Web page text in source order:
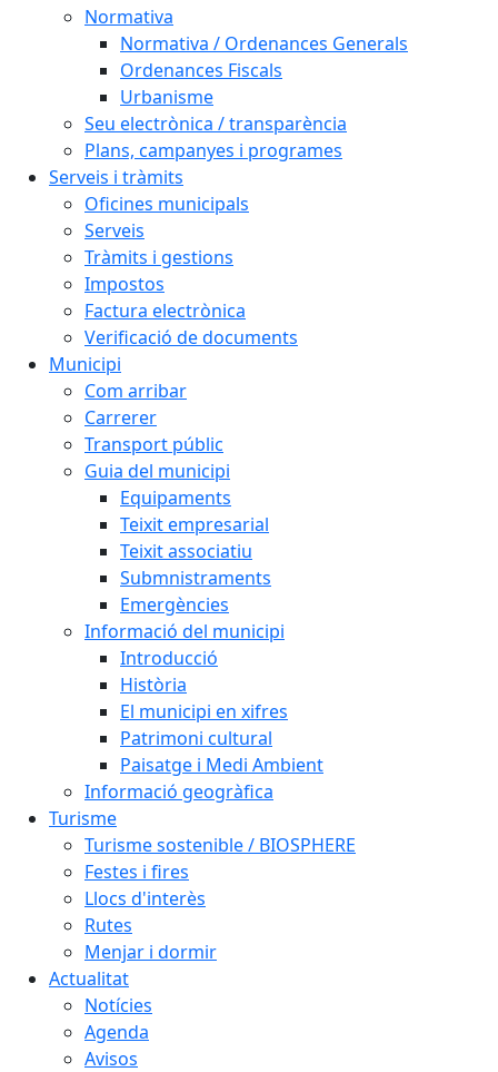
Normativa
Normativa / Ordenances Generals
Ordenances Fiscals
Urbanisme
Seu electrònica / transparència
Plans, campanyes i programes
Serveis i tràmits
Oficines municipals
Serveis
Tràmits i gestions
Impostos
Factura electrònica
Verificació de documents
Municipi
Com arribar
Carrerer
Transport públic
Guia del municipi
Equipaments
Teixit empresarial
Teixit associatiu
Submnistraments
Emergències
Informació del municipi
Introducció
Història
El municipi en xifres
Patrimoni cultural
Paisatge i Medi Ambient
Informació geogràfica
Turisme
Turisme sostenible / BIOSPHERE
Festes i fires
Llocs d'interès
Rutes
Menjar i dormir
Actualitat
Notícies
Agenda
Avisos